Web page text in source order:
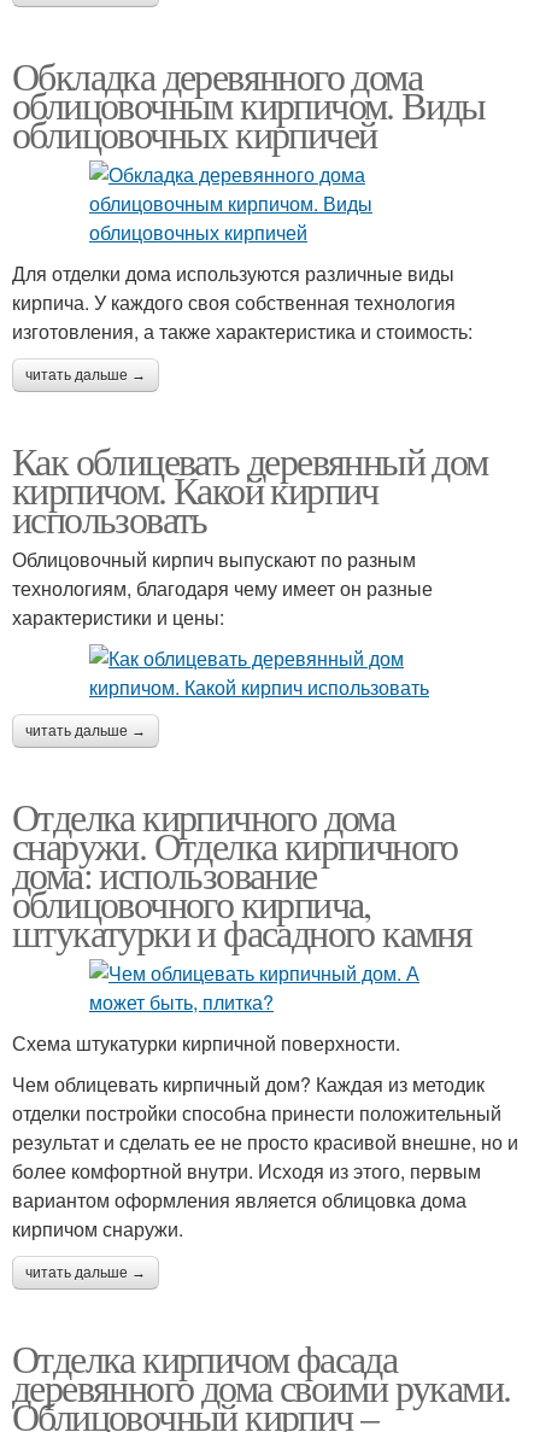
Обкладка деревянного дома
облицовочным кирпичом. Виды
облицовочных кирпичей
Для отделки дома используются различные виды
кирпича. У каждого своя собственная технология
изготовления, а также характеристика и стоимость:
читать дальше →
Как облицевать деревянный дом
кирпичом. Какой кирпич
использовать
Облицовочный кирпич выпускают по разным
технологиям, благодаря чему имеет он разные
характеристики и цены:
читать дальше →
Отделка кирпичного дома
снаружи. Отделка кирпичного
дома: использование
облицовочного кирпича,
штукатурки и фасадного камня
Схема штукатурки кирпичной поверхности.
Чем облицевать кирпичный дом? Каждая из методик
отделки постройки способна принести положительный
результат и сделать ее не просто красивой внешне, но и
более комфортной внутри. Исходя из этого, первым
вариантом оформления является облицовка дома
кирпичом снаружи.
читать дальше →
Отделка кирпичом фасада
деревянного дома своими руками.
Облицовочный кирпич –